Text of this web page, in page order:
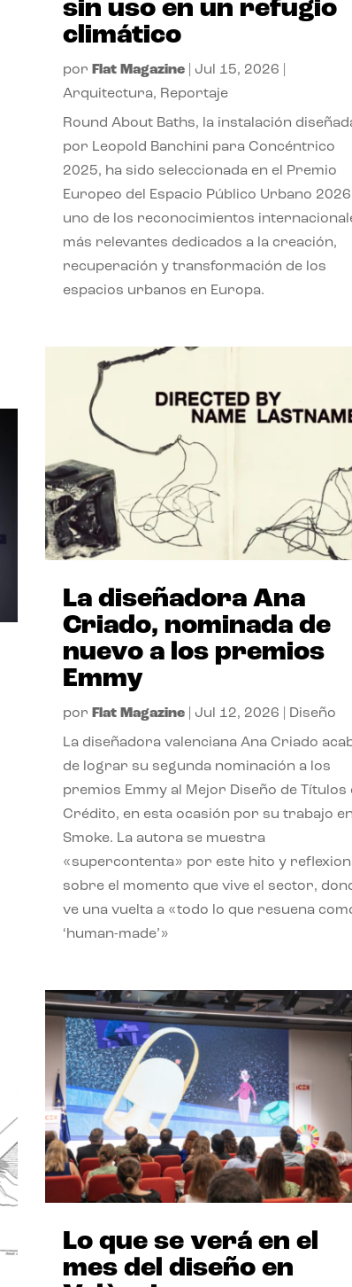
sin uso en un refugio
climático
por Flat Magazine| Jul 15, 2026
Arquitectura, Reportaje
Round About Baths, la instalación
por Leopold Banchini para Concéntrico
2025, ha sido seleccionada en el Premio
Europeo del Espacio Público Urbano
uno de los reconocimientos
más relevantes dedicados a la creación,
recuperación y transformación de los
espacios urbanos en Europa.
La diseñadora Ana
Criado, nominada de
nuevo a los premios
Emmy
por Flat Magazine| Jul 12, 2026 Diseño
La diseñadora valenciana Ana Criado
de lograr su segunda nominación a los
premios Emmy al Mejor Diseño de Títulos
Crédito, en esta ocasión por su trabajo
Smoke. La autora se muestra
«supercontenta» por este hito y
sobre el momento que vive el sector,
ve una vuelta a «todo lo que resuena
‘human-made’»
Lo que se verá en el
mes del diseño en